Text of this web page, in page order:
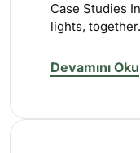
Case Studies
lights, together.
Devamını Oku